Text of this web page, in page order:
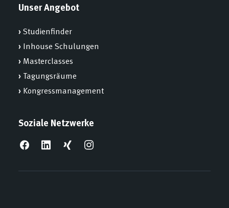
Unser Angebot
›Studienfinder
› Inhouse Schulungen
› Masterclasses
› Tagungsräume
› Kongressmanagement
Soziale Netzwerke